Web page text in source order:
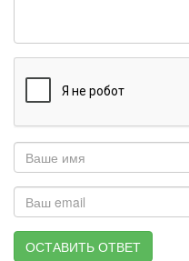
ОСТАВИТЬ ОТВЕТ